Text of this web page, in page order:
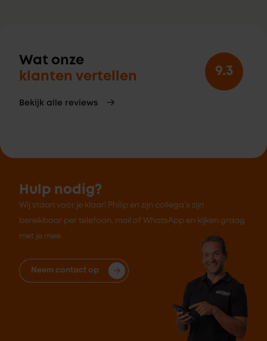
Wat onze
klanten vertellen
Bekijk alle reviews
9.3
Hulp nodig?
Wij staan voor je klaar! Philip en zijn collega's zijn
bereikbaar per telefoon, mail of WhatsApp en kijken graag
met je mee.
Neem contact op